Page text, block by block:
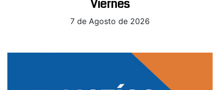
Viernes
7 de Agosto de 2026